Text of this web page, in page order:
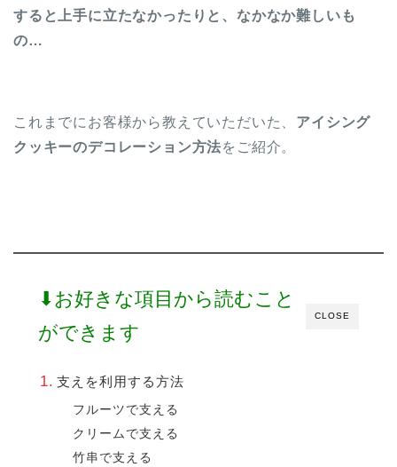
すると上手に立たなかったりと、なかなか難しいも
の…
これまでにお客様から教えていただいた、 アイシング
クッキーのデコレーション方法をご紹介。
CLOSE
⬇︎お好きな項目から読むこと
ができます
支えを利用する方法
フルーツで支える
クリームで支える
竹串で支える